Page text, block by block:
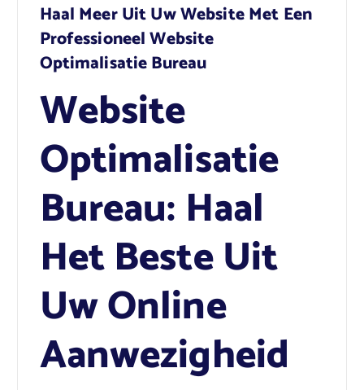
Haal Meer Uit Uw Website Met Een
Professioneel Website
Optimalisatie Bureau
Website
Optimalisatie
Bureau: Haal
Het Beste Uit
Uw Online
Aanwezigheid